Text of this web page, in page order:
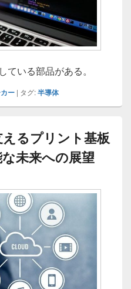
いる部品がある。
ー | タグ:半導体
るプリント基板
未来への展望